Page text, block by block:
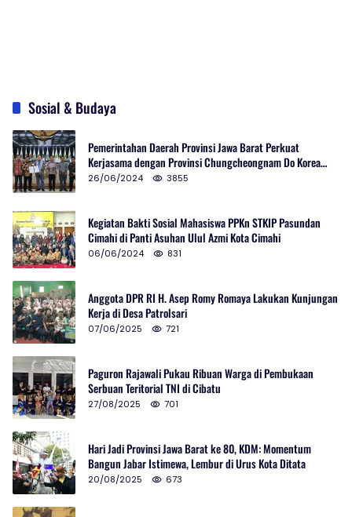
Sosial & Budaya
Pemerintahan Daerah Provinsi Jawa Barat Perkuat
Kerjasama dengan Provinsi Chungcheongnam Do Korea
Selatan
26/06/2024 3855
Kegiatan Bakti Sosial Mahasiswa PPKn STKIP Pasundan
Cimahi di Panti Asuhan Ulul Azmi Kota Cimahi
06/06/2024 831
Anggota DPR RI H. Asep Romy Romaya Lakukan Kunjungan
Kerja di Desa Patrolsari
07/06/2025 721
Paguron Rajawali Pukau Ribuan Warga di Pembukaan
Serbuan Teritorial TNI di Cibatu
27/08/2025 701
Hari Jadi Provinsi Jawa Barat ke 80, KDM: Momentum
Bangun Jabar Istimewa, Lembur di Urus Kota Ditata
20/08/2025 673